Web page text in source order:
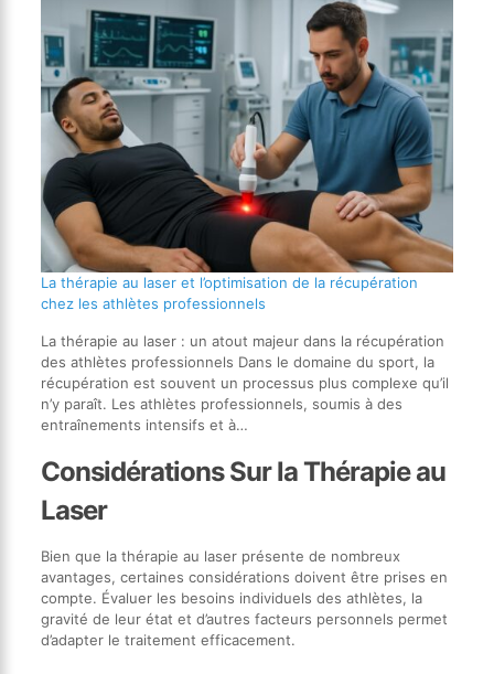
La thérapie au laser et l’optimisation de la récupération
chez les athlètes professionnels
La thérapie au laser : un atout majeur dans la récupération
des athlètes professionnels Dans le domaine du sport, la
récupération est souvent un processus plus complexe qu’il
n’y paraît. Les athlètes professionnels, soumis à des
entraînements intensifs et à…
Considérations Sur la Thérapie au
Laser
Bien que la thérapie au laser présente de nombreux
avantages, certaines considérations doivent être prises en
compte. Évaluer les besoins individuels des athlètes, la
gravité de leur état et d’autres facteurs personnels permet
d’adapter le traitement efficacement.